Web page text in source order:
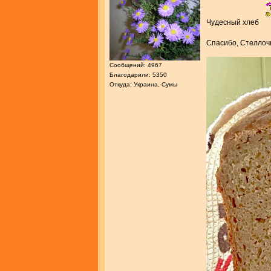
Сообщений: 4967
Благодарили: 5350
Откуда: Украина, Сумы
Чудесный хлеб
Спасибо,